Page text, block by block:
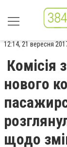
12:14, 21 вересня
Комісія
нового
щодо